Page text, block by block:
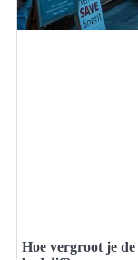
Hoe vergroot je